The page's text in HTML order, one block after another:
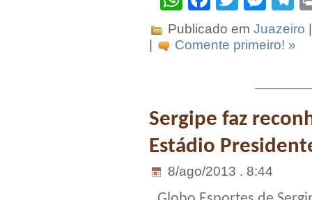
Publicado em Juazeiro
|
Comente primeiro! »
Sergipe faz
Estádio
8/ago/2013 . 8:44